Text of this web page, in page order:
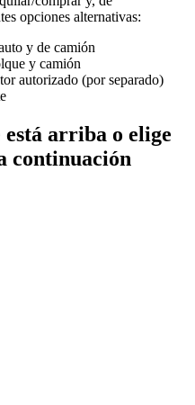
opciones alternativas:
y de camión
y camión
autorizado (por separado)
arriba o elige
continuación